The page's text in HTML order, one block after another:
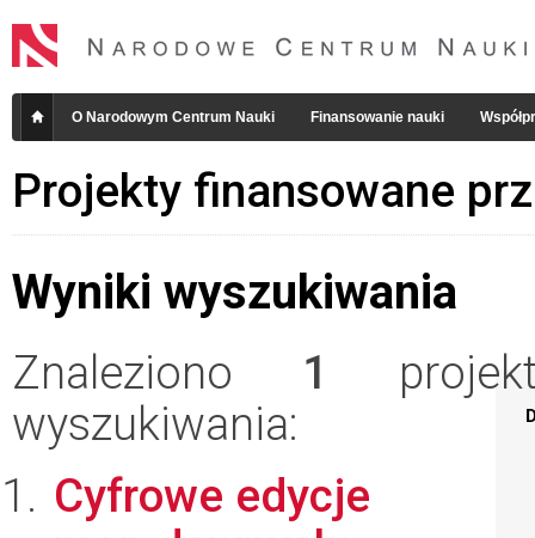
O Narodowym Centrum Nauki Finansowanie nauki
Projekty finansowane
Wyniki wyszukiwania
Znaleziono 1
wyszukiwania:
Cyfrowe edycje